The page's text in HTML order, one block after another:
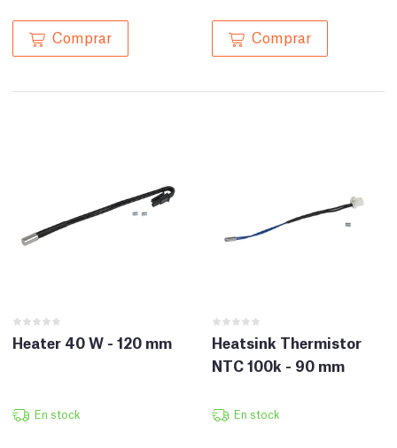
Comprar Comprar
Heater 40 W - 120 mm
En stock
Heatsink Thermistor
NTC 100k - 90 mm
En stock